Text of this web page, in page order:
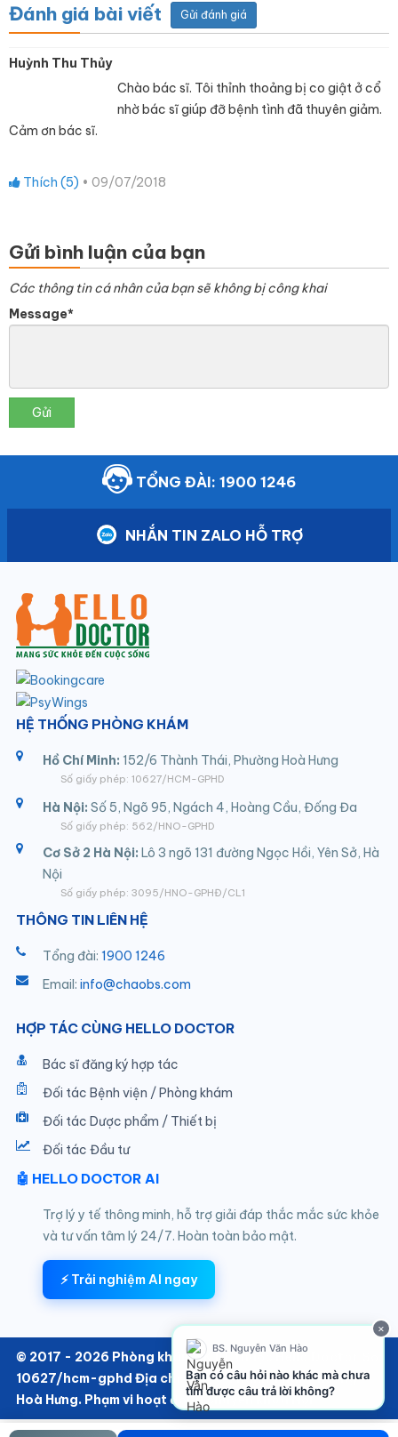
Đánh giá bài viết Gửi đánh giá
Huỳnh Thu Thủy
Chào bác sĩ. Tôi thỉnh thoảng bị co giật ở cổ
nhờ bác sĩ giúp đỡ bệnh tình đã thuyên giảm.
Cảm ơn bác sĩ.
Thích (5) • 09/07/2018
Gửi bình luận của bạn
Các thông tin cá nhân của bạn sẽ không bị công khai
Message*
Gửi
×
BS. Nguyễn Văn Hào
Bạn có câu hỏi nào khác mà chưa
tìm được câu trả lời không?
TỔNG ĐÀI: 1900 1246
NHẮN TIN ZALO HỖ TRỢ
HỆ THỐNG PHÒNG KHÁM
Hồ Chí Minh: 152/6 Thành Thái, Phường Hoà Hưng
Số giấy phép: 10627/HCM-GPHD
Hà Nội: Số 5, Ngõ 95, Ngách 4, Hoàng Cầu, Đống Đa
Số giấy phép: 562/HNO-GPHD
Cơ Sở 2 Hà Nội: Lô 3 ngõ 131 đường Ngọc Hồi, Yên Sở, Hà
Nội
Số giấy phép: 3095/HNO-GPHĐ/CL1
THÔNG TIN LIÊN HỆ
Tổng đài: 1900 1246
Email: info@chaobs.com
HỢP TÁC CÙNG HELLO DOCTOR
Bác sĩ đăng ký hợp tác
Đối tác Bệnh viện / Phòng khám
Đối tác Dược phẩm / Thiết bị
Đối tác Đầu tư
🤖 HELLO DOCTOR AI
Trợ lý y tế thông minh, hỗ trợ giải đáp thắc mắc sức khỏe
và tư vấn tâm lý 24/7. Hoàn toàn bảo mật.
⚡ Trải nghiệm AI ngay
© 2017 - 2026 Phòng khám SKTT thuộc Hello Doctor Số:
10627/hcm-gphd Địa chỉ: 152/6 Thành Thái, Phường
Hoà Hưng. Phạm vi hoạt động chuyên khoa Nội